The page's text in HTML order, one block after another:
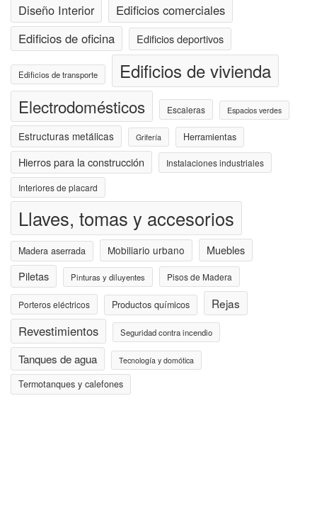
Diseño Interior
Edificios comerciales
Edificios de oficina
Edificios deportivos
Edificios de transporte Edificios de vivienda
Electrodomésticos Escaleras Espacios verdes
Estructuras metálicas Grifería Herramientas
Hierros para la construcción Instalaciones industriales
Interiores de placard
Llaves, tomas y accesorios
Madera aserrada Mobiliario urbano
Muebles
Piletas
Pinturas y diluyentes Pisos de Madera
Porteros eléctricos Productos químicos Rejas
Revestimientos Seguridad contra incendio
Tanques de agua Tecnología y domótica
Termotanques y calefones